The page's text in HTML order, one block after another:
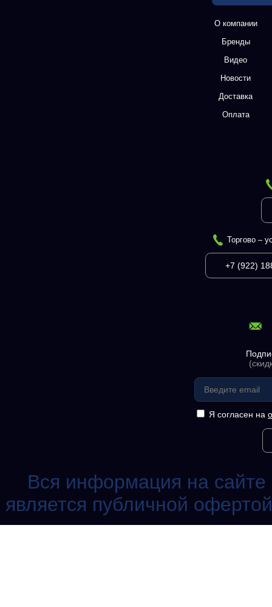
О компании
Бренды
Видео
Новости
Доставка
Оплата
Торгово –
+7 (922)
Я согласен на
Вся информация на сайте
является публичной